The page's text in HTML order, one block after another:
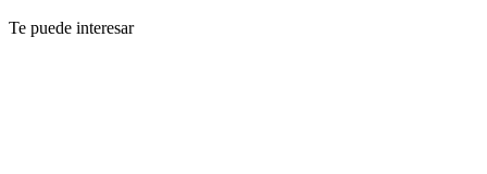
Te puede interesar